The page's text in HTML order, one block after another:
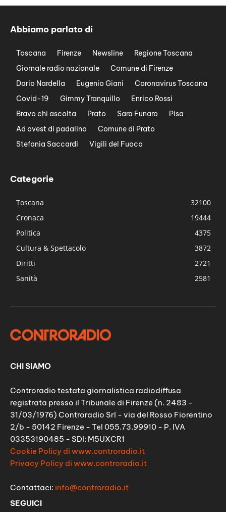
Abbiamo parlato di
Toscana Firenze Newsline
Regione Toscana
Giornale radio nazionale
Comune di Firenze
Dario Nardella
Eugenio Giani
Coronavirus Toscana
Covid-19
Gimmy Tranquillo
Enrico Rossi
Bravo chi ascolta
Prato Sara Funaro
Pisa
Ad ovest di padalino
Comune di Prato
Stefania Saccardi
Vigili del Fuoco
Categorie
Toscana
32100
Cronaca
19444
Politica
4375
Cultura & Spettacolo
3872
Diritti
2721
Sanità
2581
CHI SIAMO
Controradio testata giornalistica radiodiffusa
registrata presso il Tribunale di Firenze (n. 2483 -
31/03/1976) Controradio Srl - via del Rosso Fiorentino
2/b - 50142 Firenze - Tel 055.73.99910 - P. IVA
03353190485 - SDI: M5UXCR1
Cookie Policy di www.controradio.it
Privacy Policy di www.controradio.it
Contattaci: info@controradio.it
SEGUICI